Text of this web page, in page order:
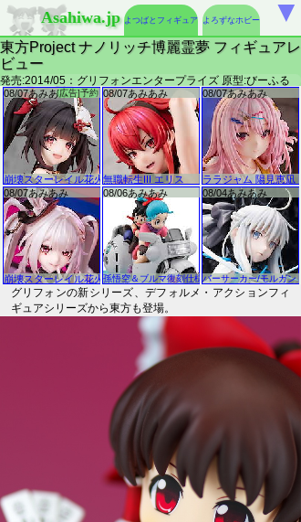
Asahiwa.jp よつばとフィギュア よろずなホビー
東方Project ナノリッチ博麗霊夢 フィギュアレ
ビュー
発売:2014/05：グリフォンエンタープライズ 原型:びーふる
グリフォンの新シリーズ、デフォルメ・アクションフィ
ギュアシリーズから東方も登場。
▼